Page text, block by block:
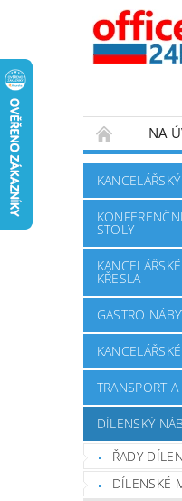
NA
STOLY
KŘESLA
GASTRO
TRANSPORT
DÍLENSKÝ
ŘADY
DÍLENSKÉ